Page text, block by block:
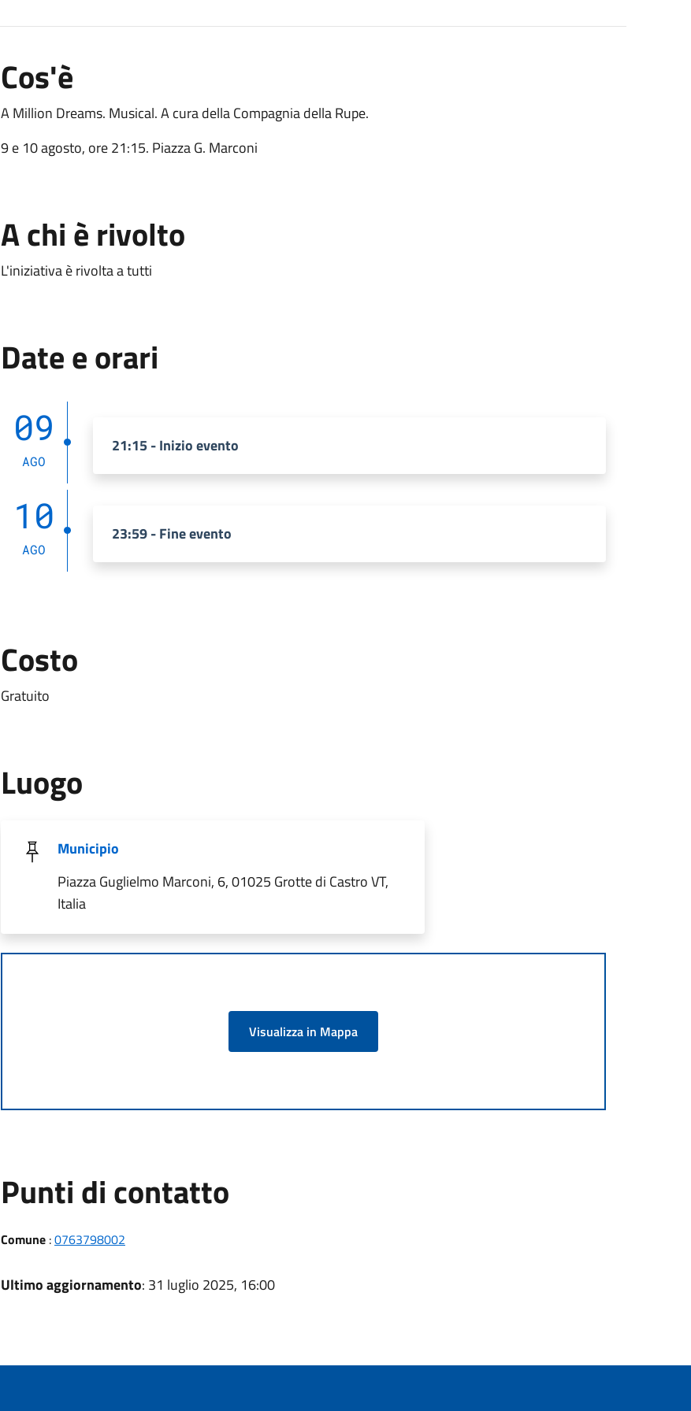
Cos'è
A Million Dreams. Musical. A cura della Compagnia della Rupe.
9 e 10 agosto, ore 21:15. Piazza G. Marconi
A chi è rivolto
L'iniziativa è rivolta a tutti
Date e orari
09
AGO
21:15 - Inizio evento
10
AGO
23:59 - Fine evento
Costo
Gratuito
Luogo
Municipio
Piazza Guglielmo Marconi, 6, 01025 Grotte di Castro VT,
Italia
Visualizza in Mappa
Punti di contatto
Comune:0763798002
Ultimo aggiornamento: 31 luglio 2025, 16:00